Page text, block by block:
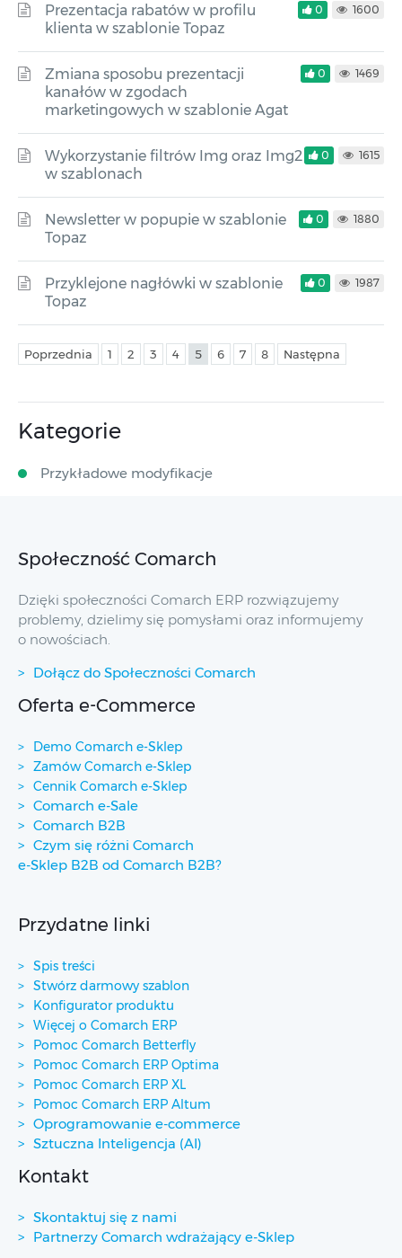
Prezentacja rabatów w profilu
klienta w szablonie Topaz
0 1600
Zmiana sposobu prezentacji
kanałów w zgodach
marketingowych w szablonie Agat
0 1469
Wykorzystanie filtrów Img oraz Img2
w szablonach
0 1615
Newsletter w popupie w szablonie
Topaz
0 1880
Przyklejone nagłówki w szablonie
Topaz
0 1987
Poprzednia 1 2 3 4 5 6 7 8 Następna
Kategorie
Przykładowe modyfikacje
Społeczność Comarch
Dzięki społeczności Comarch ERP rozwiązujemy
problemy, dzielimy się pomysłami oraz informujemy
o nowościach.
Dołącz do Społeczności Comarch
Oferta e-Commerce
Demo Comarch e-Sklep
Zamów Comarch e-Sklep
Cennik Comarch e-Sklep
Comarch e-Sale
Comarch B2B
Czym się różni Comarch
e-Sklep B2B od Comarch B2B?
Przydatne linki
Spis treści
Stwórz darmowy szablon
Konfigurator produktu
Więcej o Comarch ERP
Pomoc Comarch Betterfly
Pomoc Comarch ERP Optima
Pomoc Comarch ERP XL
Pomoc Comarch ERP Altum
Oprogramowanie e-commerce
Sztuczna Inteligencja (AI)
Kontakt
Skontaktuj się z nami
Partnerzy Comarch wdrażający e-Sklep